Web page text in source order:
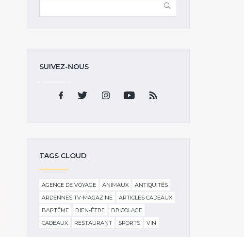
SUIVEZ-NOUS
TAGS CLOUD
AGENCE DE VOYAGE ANIMAUX
ANTIQUITÉS
ARDENNES TV-MAGAZINE
ARTICLES CADEAUX
BAPTÊME
BIEN-ÊTRE
BRICOLAGE
CADEAUX
RESTAURANT SPORTS VIN